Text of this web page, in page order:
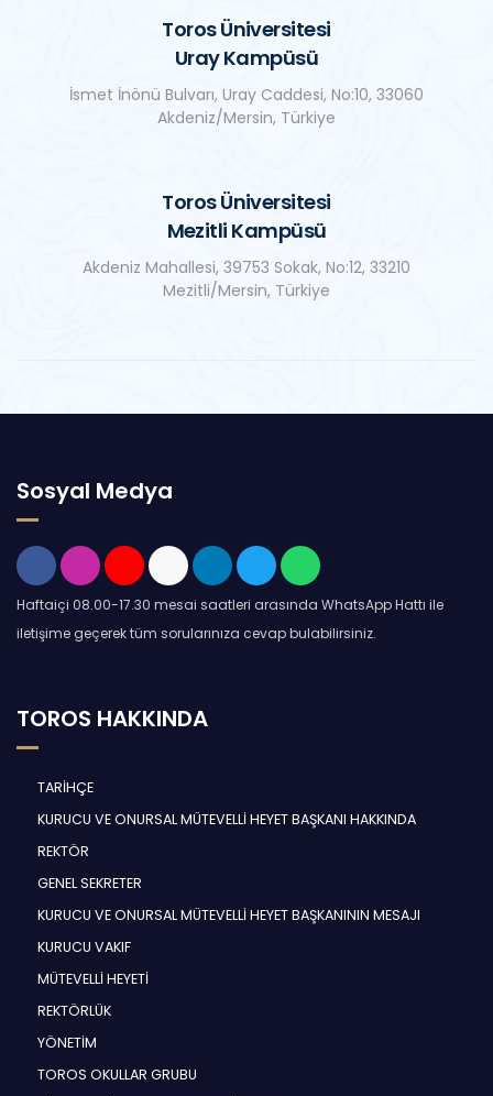
Toros Üniversitesi
Uray Kampüsü
İsmet İnönü Bulvarı, Uray Caddesi, No:10, 33060
Akdeniz/Mersin, Türkiye
Toros Üniversitesi
Mezitli Kampüsü
Akdeniz Mahallesi, 39753 Sokak, No:12, 33210
Mezitli/Mersin, Türkiye
Sosyal Medya
Haftaiçi 08.00-17.30 mesai saatleri arasında WhatsApp Hattı ile
iletişime geçerek tüm sorularınıza cevap bulabilirsiniz.
TOROS HAKKINDA
TARİHÇE
KURUCU VE ONURSAL MÜTEVELLİ HEYET BAŞKANI HAKKINDA
REKTÖR
GENEL SEKRETER
KURUCU VE ONURSAL MÜTEVELLİ HEYET BAŞKANININ MESAJI
KURUCU VAKIF
MÜTEVELLİ HEYETİ
REKTÖRLÜK
YÖNETİM
TOROS OKULLAR GRUBU